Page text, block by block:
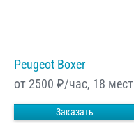
Peugeot Boxer
от 2500 ₽/час, 18 мест
Заказать